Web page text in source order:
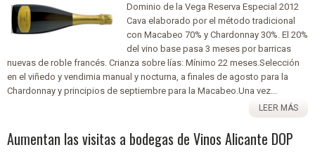
Dominio de la Vega Reserva Especial 2012
Cava elaborado por el método tradicional
con Macabeo 70% y Chardonnay 30%. El 20%
del vino base pasa 3 meses por barricas
nuevas de roble francés. Crianza sobre lías: Mínimo 22 meses.Selección
en el viñedo y vendimia manual y nocturna, a finales de agosto para la
Chardonnay y principios de septiembre para la Macabeo.Una vez...
LEER MÁS
Aumentan las visitas a bodegas de Vinos Alicante DOP